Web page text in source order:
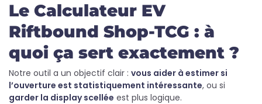
Le Calculateur EV
Riftbound Shop-TCG : à
quoi ça sert exactement ?
Notre outil a un objectif clair : vous aider à estimer si
l’ouverture est statistiquement intéressante, ou si
garder la display scellée est plus logique.